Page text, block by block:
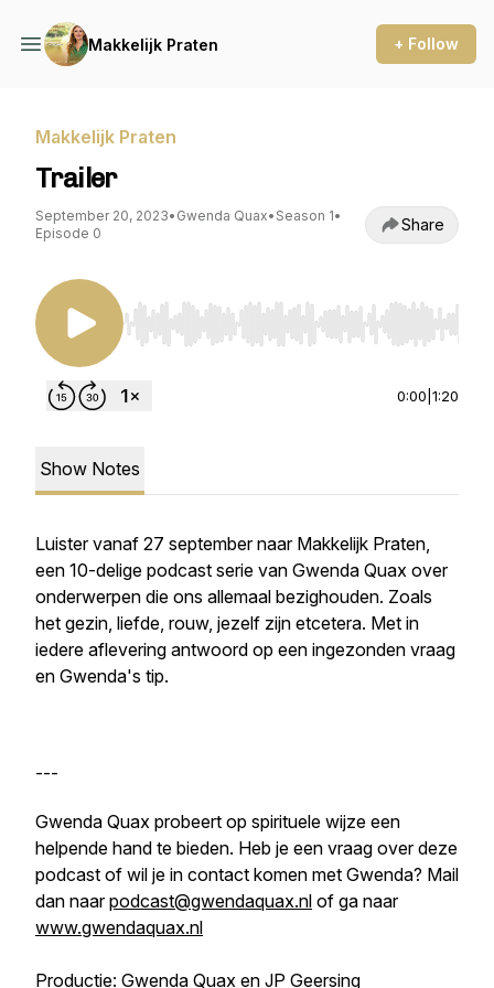
Makkelijk Praten + Follow
Makkelijk Praten
Trailer
September 20, 2023• Gwenda Quax• Season 1•
Episode 0
Share
Use Left/Right to seek, Home/End to jump to
0:00 1:20
Show Notes
Luister vanaf 27 september naar Makkelijk Praten,
een 10-delige podcast serie van Gwenda Quax over
onderwerpen die ons allemaal bezighouden. Zoals
het gezin, liefde, rouw, jezelf zijn etcetera. Met in
iedere aflevering antwoord op een ingezonden vraag
en Gwenda's tip.
---
Gwenda Quax probeert op spirituele wijze een
helpende hand te bieden. Heb je een vraag over deze
podcast of wil je in contact komen met Gwenda? Mail
dan naarpodcast@gwendaquax.nl of ga naar
www.gwendaquax.nl
Productie: Gwenda Quax en JP Geersing